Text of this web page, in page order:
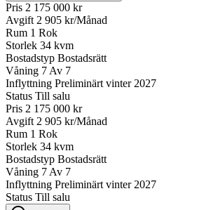
Pris 2 175 000 kr
Avgift 2 905 kr/Månad
Rum 1 Rok
Storlek 34 kvm
Bostadstyp Bostadsrätt
Våning 7 Av 7
Inflyttning Preliminärt vinter 2027
Status Till salu
Pris 2 175 000 kr
Avgift 2 905 kr/Månad
Rum 1 Rok
Storlek 34 kvm
Bostadstyp Bostadsrätt
Våning 7 Av 7
Inflyttning Preliminärt vinter 2027
Status Till salu